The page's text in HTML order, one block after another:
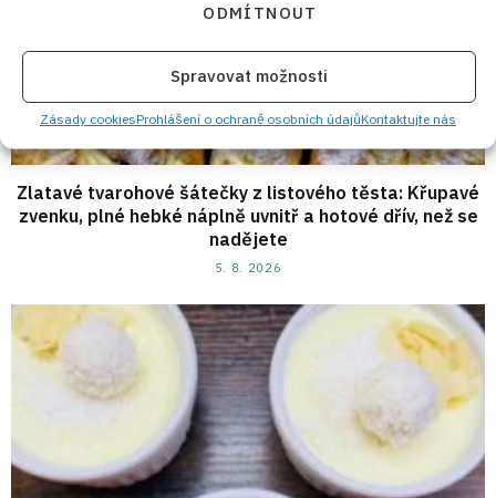
ODMÍTNOUT
Spravovat možnosti
Zásady cookiesProhlášení o ochraně osobních údajůKontaktujte nás
Zlatavé tvarohové šátečky z listového těsta: Křupavé
zvenku, plné hebké náplně uvnitř a hotové dřív, než se
nadějete
5. 8. 2026